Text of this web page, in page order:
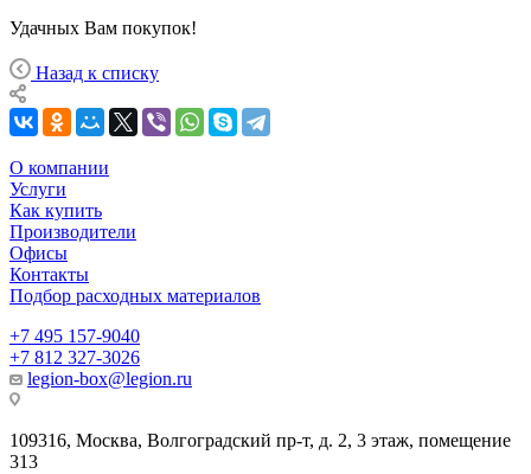
Удачных Вам покупок!
Назад к списку
О компании
Услуги
Как купить
Производители
Офисы
Контакты
Подбор расходных материалов
+7 495 157-9040
+7 812 327-3026
legion-box@legion.ru
109316, Москва, Волгоградский пр-т, д. 2, 3 этаж, помещение
313